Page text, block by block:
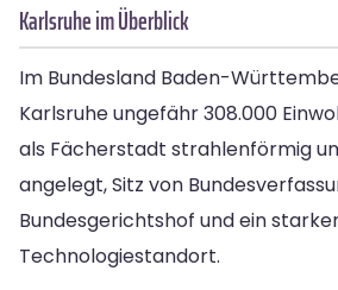
Karlsruhe im Überblick
Im Bundesland Baden-
Karlsruhe ungefähr 308.000
als Fächerstadt strahlenförmig
angelegt, Sitz von
Bundesgerichtshof und ein
Technologiestandort.